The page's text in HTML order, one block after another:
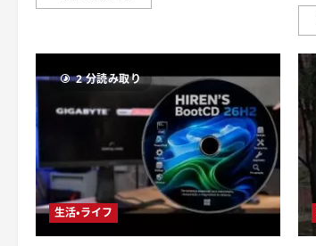
を
に
い
て
ら
に
読
む
PRO
つ
て
ら
に
読
む
2 分読み取り
生活・ライフ